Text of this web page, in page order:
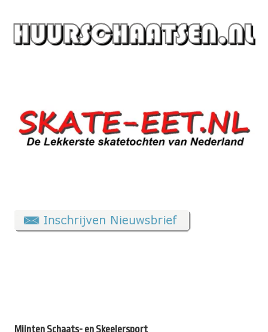
Mijnten Schaats- en Skeelersport